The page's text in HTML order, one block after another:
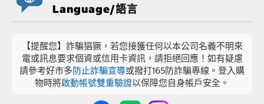
Language/語言
【提醒您】詐騙猖獗，若您接獲任何以本公司名義不明來
電或訊息要求個資或信用卡資訊，請拒絕回應！如有疑慮
請參考好市多防止詐騙宣導或撥打165防詐騙專線。登入購
物時將啟動帳號雙重驗證以保障您自身帳戶安全。